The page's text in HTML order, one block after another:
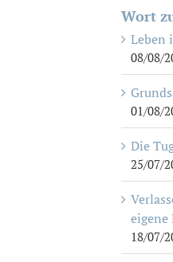
Wort
Leben
08/08/
01/08/
Die
25/07/
eigene
18/07/